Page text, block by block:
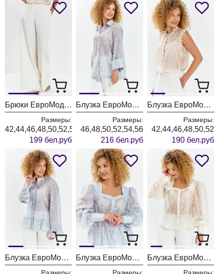
Брюки ЕвроМода 765 молочный
Размеры:
42,44,46,48,50,52,54,56
199 бел.руб
Блузка ЕвроМода 762 голубой
Размеры:
46,48,50,52,54,56
216 бел.руб
Блузка ЕвроМода 754 золотисто-бежевый
Размеры:
42,44,46,48,50,52
190 бел.руб
Блузка ЕвроМода 745 дымчато-голубой Блузка ЕвроМода 759 дымчато-голубой Блузка ЕвроМода 759 молочный